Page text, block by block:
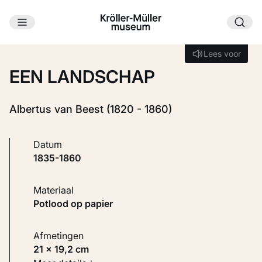
Ga naar hoofdinhoud
Lees voor
Lees voor
EEN LANDSCHAP
Albertus van Beest (1820 - 1860)
Datum
1835-1860
Materiaal
Potlood op papier
Afmetingen
21 × 19,2 cm